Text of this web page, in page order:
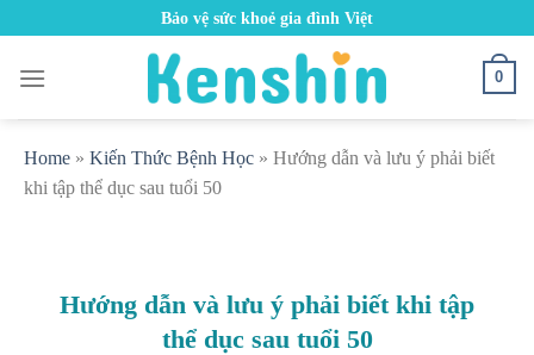
content
Bảo vệ sức khoẻ gia đình Việt
0
Home » Kiến Thức Bệnh Học » Hướng dẫn và lưu ý phải biết
khi tập thể dục sau tuổi 50
Hướng dẫn và lưu ý phải biết khi tập
thể dục sau tuổi 50